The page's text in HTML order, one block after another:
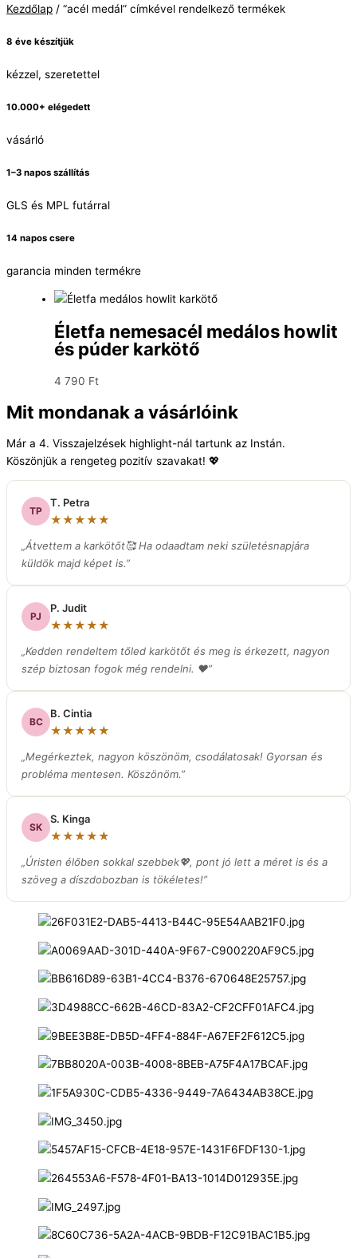
Kezdőlap / “acél medál” címkével rendelkező termékek
8 éve készítjük
kézzel, szeretettel
10.000+ elégedett
vásárló
1–3 napos szállítás
GLS és MPL futárral
14 napos csere
garancia minden termékre
Életfa nemesacél medálos howlit
és púder karkötő
4 790 Ft
Mit mondanak a vásárlóink
Már a 4. Visszajelzések highlight-nál tartunk az Instán.
Köszönjük a rengeteg pozitív szavakat! 💖
TP
T. Petra
★★★★★
„Átvettem a karkötőt🥰 Ha odaadtam neki születésnapjára
küldök majd képet is.”
PJ
P. Judit
★★★★★
„Kedden rendeltem tőled karkötőt és meg is érkezett, nagyon
szép biztosan fogok még rendelni. ❤️”
BC
B. Cintia
★★★★★
„Megérkeztek, nagyon köszönöm, csodálatosak! Gyorsan és
probléma mentesen. Köszönöm.”
SK
S. Kinga
★★★★★
„Úristen élőben sokkal szebbek💖, pont jó lett a méret is és a
szöveg a díszdobozban is tökéletes!”